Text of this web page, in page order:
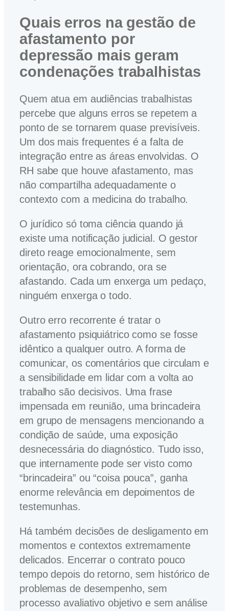
Quais erros na gestão de
afastamento por
depressão mais geram
condenações trabalhistas
Quem atua em audiências trabalhistas
percebe que alguns erros se repetem a
ponto de se tornarem quase previsíveis.
Um dos mais frequentes é a falta de
integração entre as áreas envolvidas. O
RH sabe que houve afastamento, mas
não compartilha adequadamente o
contexto com a medicina do trabalho.
O jurídico só toma ciência quando já
existe uma notificação judicial. O gestor
direto reage emocionalmente, sem
orientação, ora cobrando, ora se
afastando. Cada um enxerga um pedaço,
ninguém enxerga o todo.
Outro erro recorrente é tratar o
afastamento psiquiátrico como se fosse
idêntico a qualquer outro. A forma de
comunicar, os comentários que circulam e
a sensibilidade em lidar com a volta ao
trabalho são decisivos. Uma frase
impensada em reunião, uma brincadeira
em grupo de mensagens mencionando a
condição de saúde, uma exposição
desnecessária do diagnóstico. Tudo isso,
que internamente pode ser visto como
“brincadeira” ou “coisa pouca”, ganha
enorme relevância em depoimentos de
testemunhas.
Há também decisões de desligamento em
momentos e contextos extremamente
delicados. Encerrar o contrato pouco
tempo depois do retorno, sem histórico de
problemas de desempenho, sem
processo avaliativo objetivo e sem análise